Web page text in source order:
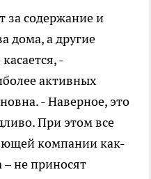
за содержание и
дома, а другие
-
активных
- Наверное, это
При этом все
компании как-
не приносят